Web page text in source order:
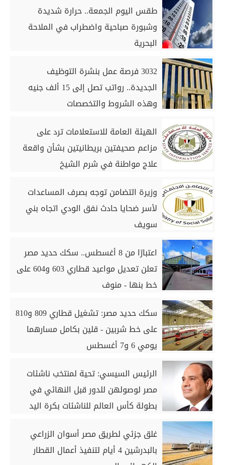
طقس اليوم الجمعة.. حرارة شديدة
وشبورة صباحية واضطراب في الملاحة
البحرية
3032 فرصة عمل بنشرة التوظيف
الجديدة.. رواتب تصل إلى 15 ألف جنيه
وهذه الشروط والتخصصات
الهيئة العامة للاستعلامات ترد على
مزاعم صحيفتين بريطانيتين بشأن واقعة
علاج مواطنة في شرم الشيخ
وزيرة التضامن توجه بصرف المساعدات
لأسر ضحايا حادث نفق الودي اتجاه بني
سويف
اعتبارًا من 8 أغسطس.. سكك حديد مصر
تعلن تعديل مواعيد قطاري 603 و604 على
خط بنها - منوف
سكك حديد مصر: تشغيل قطاري 809 و810
على خط شربين - قلين بكامل مسارهما
يومي 6 و7 أغسطس
الرئيس السيسي: تحية لمنتخب ناشئات
مصر لوصولهن للدور قبل النهائي في
بطولة كأس العالم للناشئات بكرة اليد
غلق جزئي لطريق مصر أسوان الزراعي
بالبدرشين 4 أيام لتنفيذ أعمال القطار